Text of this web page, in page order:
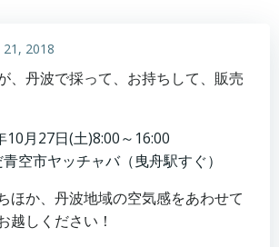
21, 2018
、丹波で採って、お持ちして、販売
10月27日(土)8:00～16:00
空市ヤッチャバ（曳舟駅すぐ）
ほか、丹波地域の空気感をあわせて
越しください！